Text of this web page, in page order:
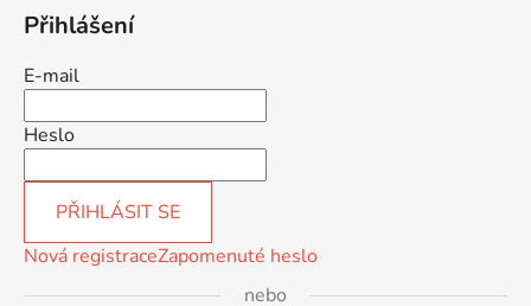
Přihlášení
E-mail
Heslo
PŘIHLÁSIT SE
Nová registraceZapomenuté heslo
nebo